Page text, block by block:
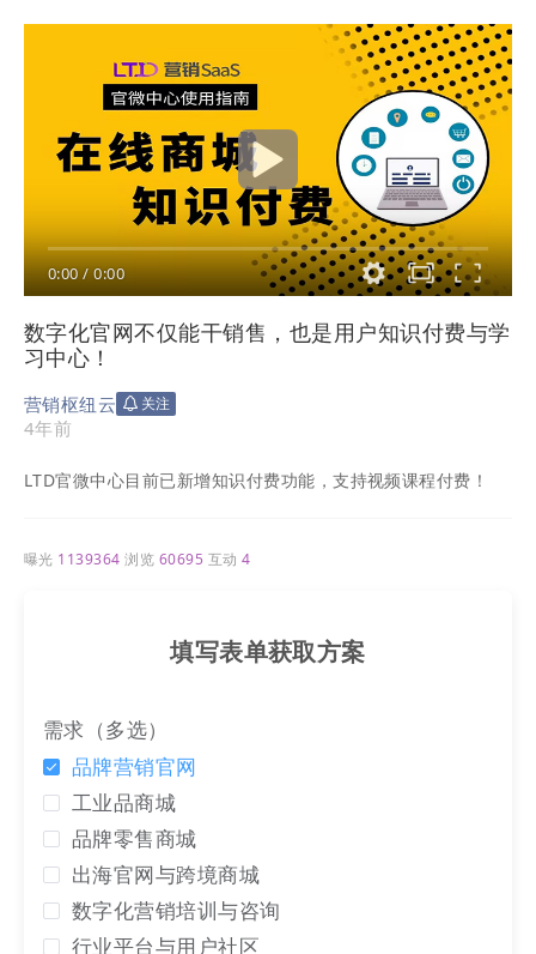
0:00/0:00
数字化官网不仅能干销售，也是用户知识付费与学
习中心！
营销枢纽云 关注
4年前
LTD官微中心目前已新增知识付费功能，支持视频课程付费！
曝光 1139364 浏览 60695 互动 4
填写表单获取方案
需求（多选）
品牌营销官网
工业品商城
品牌零售商城
出海官网与跨境商城
数字化营销培训与咨询
行业平台与用户社区